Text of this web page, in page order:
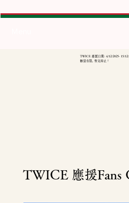
TWICE 應援日期: 4/12/2025- 15/12/
數量有限, 售完即止 !
TWICE 應援Fans